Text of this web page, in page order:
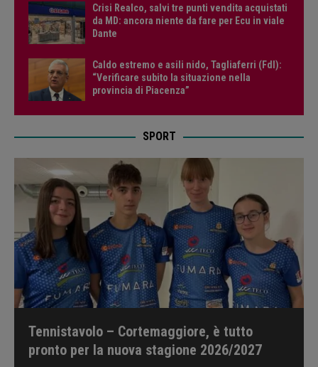
Crisi Realco, salvi tre punti vendita acquistati
da MD: ancora niente da fare per Ecu in viale
Dante
Caldo estremo e asili nido, Tagliaferri (FdI):
“Verificare subito la situazione nella
provincia di Piacenza”
SPORT
Tennistavolo – Cortemaggiore, è tutto
pronto per la nuova stagione 2026/2027